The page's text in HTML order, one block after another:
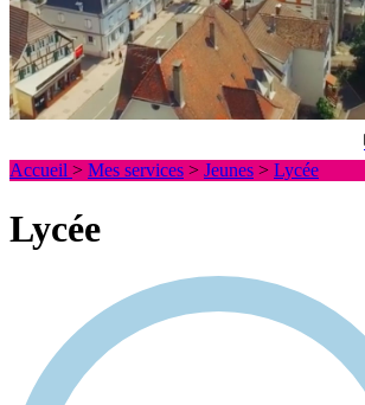
Accueil > Mes services > Jeunes > Lycée
Lycée